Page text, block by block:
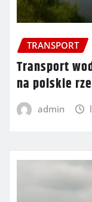
TRANSPORT
Transport
na polskie
admin